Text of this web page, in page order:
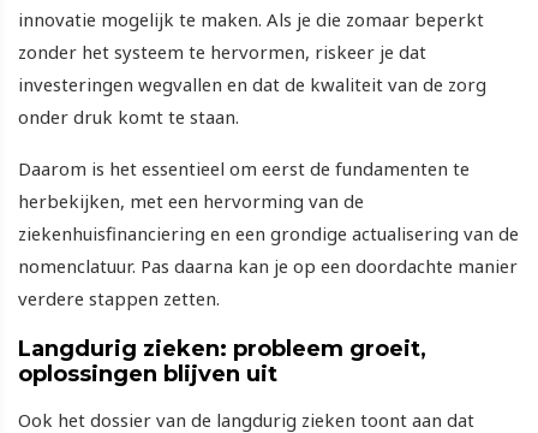
innovatie mogelijk te maken. Als je die zomaar beperkt
zonder het systeem te hervormen, riskeer je dat
investeringen wegvallen en dat de kwaliteit van de zorg
onder druk komt te staan.
Daarom is het essentieel om eerst de fundamenten te
herbekijken, met een hervorming van de
ziekenhuisfinanciering en een grondige actualisering van de
nomenclatuur. Pas daarna kan je op een doordachte manier
verdere stappen zetten.
Langdurig zieken: probleem groeit,
oplossingen blijven uit
Ook het dossier van de langdurig zieken toont aan dat